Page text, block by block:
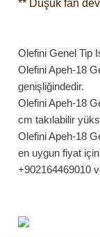
** Düşük fan
Olefini Genel Tip
Olefini Apeh-18
genişliğindedir.
Olefini Apeh-18
cm takılabilir
Olefini Apeh-18
en uygun fiyat
+902164469010